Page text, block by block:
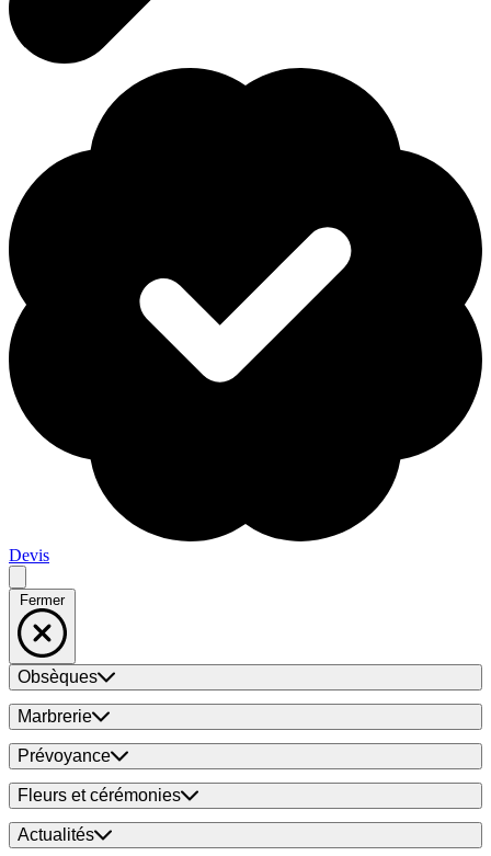
Devis
Fermer
Obsèques
Marbrerie
Prévoyance
Fleurs et cérémonies
Actualités